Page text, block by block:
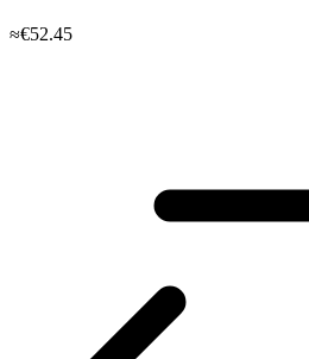
≈€52.45